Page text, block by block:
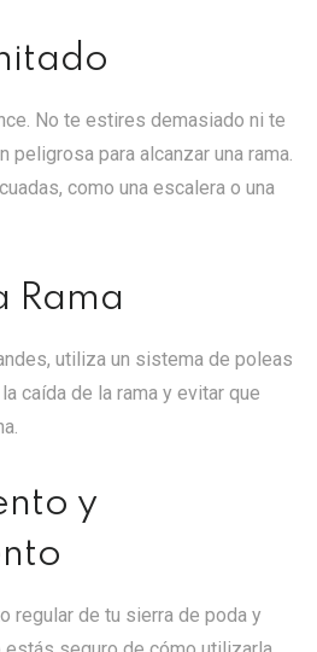
No te estires demasiado ni te
peligrosa para alcanzar una rama.
como una escalera o una
Rama
utiliza un sistema de poleas
caída de la rama y evitar que
y
regular de tu sierra de poda y